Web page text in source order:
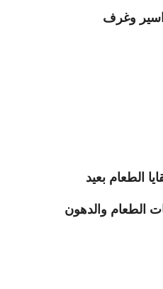
وغرف
الطعام بعيد
الطعام والدهون